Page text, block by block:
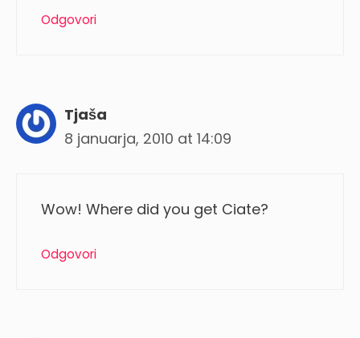
Odgovori
Tjaša
8 januarja, 2010 at 14:09
Wow! Where did you get Ciate?
Odgovori